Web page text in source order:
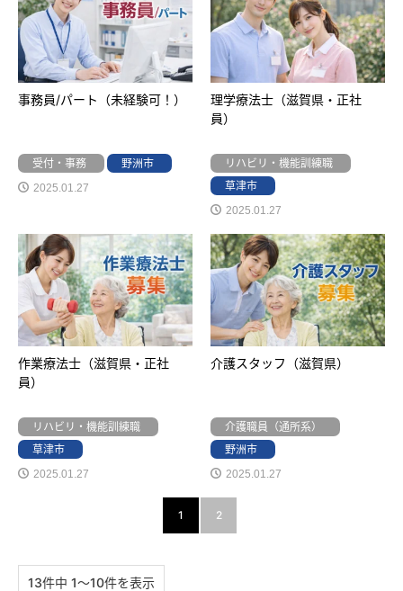
事務員/パート（未経験可！）
受付・事務 野洲市
2025.01.27
理学療法士（滋賀県・正社
員）
リハビリ・機能訓練職
草津市
2025.01.27
作業療法士（滋賀県・正社
員）
リハビリ・機能訓練職
草津市
2025.01.27
介護スタッフ（滋賀県）
介護職員（通所系）
野洲市
2025.01.27
1 2
13件中 1〜10件を表示